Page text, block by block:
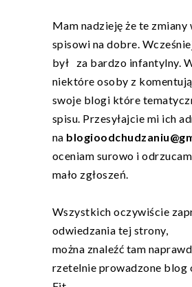
Mam nadzieję że te zmiany
spisowi na dobre.
był za bardzo infantylny.
niektóre osoby z
swoje blogi które
spisu. Przesyłajcie mi ich
na
oceniam surowo i
mało zgłoszeń.
Wszystkich oczywiście
odwiedzania tej strony,
można znaleźć tam
rzetelnie prowadzone blog